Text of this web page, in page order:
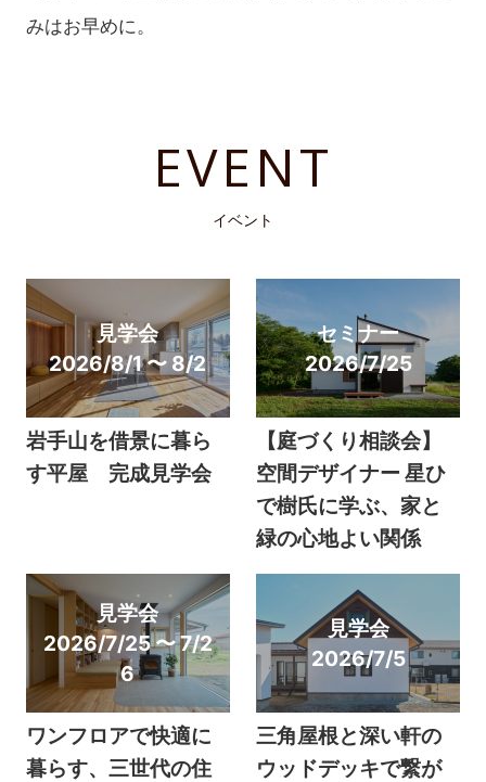
みはお早めに。
EVENT
イベント
見学会
2026/8/1 〜 8/2
岩手山を借景に暮ら
す平屋 完成見学会
セミナー
2026/7/25
【庭づくり相談会】
空間デザイナー 星ひ
で樹氏に学ぶ、家と
緑の心地よい関係
見学会
2026/7/25 〜 7/2
6
ワンフロアで快適に
暮らす、三世代の住
見学会
2026/7/5
三角屋根と深い軒の
ウッドデッキで繋が